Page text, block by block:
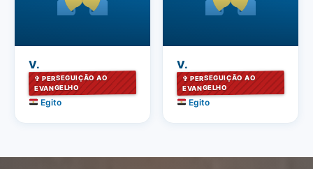
V.
✞ PERSEGUIÇÃO AO
EVANGELHO
Egito
V.
✞ PERSEGUIÇÃO AO
EVANGELHO
Egito